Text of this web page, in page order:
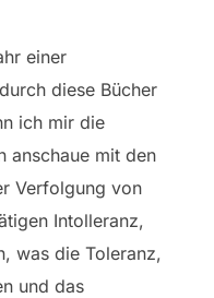
einer
diese Bücher
ich mir die
anschaue mit den
Verfolgung von
Intolleranz,
was die Toleranz,
und das